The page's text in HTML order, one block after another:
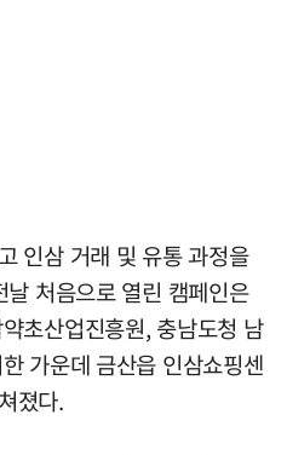
인삼 거래 및 유통 과정을
처음으로 열린 캠페인은
초산업진흥원, 충남도청 남
가운데 금산읍 인삼쇼핑센
졌다.